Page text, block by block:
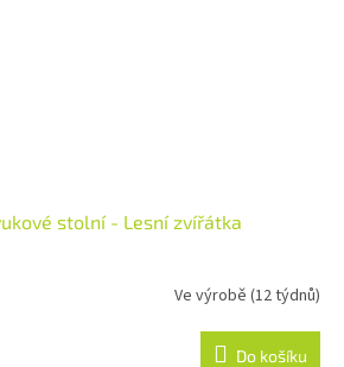
stolní - Lesní zvířátka
Ve výrobě (12 týdnů)
Do košíku